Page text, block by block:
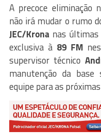
A precoce eliminação
não irá mudar o rumo
JEC/Krona nas
exclusiva à89 FM
supervisor técnico
manutenção da
equipe para as